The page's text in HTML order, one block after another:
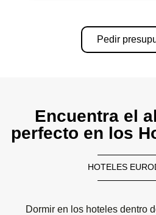
Pedir
Encuentra el
perfecto en los
HOTELES
Dormir en los hoteles dentro